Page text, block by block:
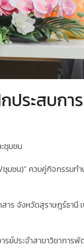
ประสบกา
ชุมชน
ชน)” ควบคู่กิจกรรมท
ร จังหวัดสุราษฎร์ธานี
ย์ประจำสาขาวิชาการ